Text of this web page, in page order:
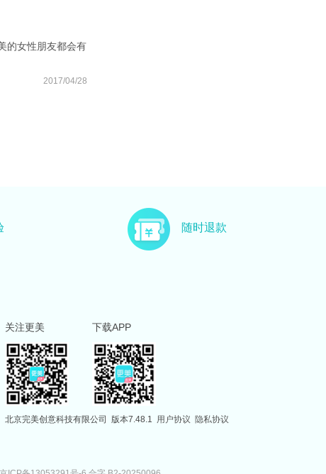
的女性朋友都会有
2017/04/28
随时退款
关注更美 下载APP
北京完美创意科技有限公司 版本7.48.1 用户协议 隐私协议